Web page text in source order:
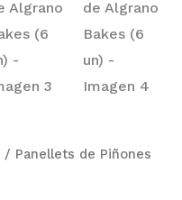
/ Panellets de Piñones